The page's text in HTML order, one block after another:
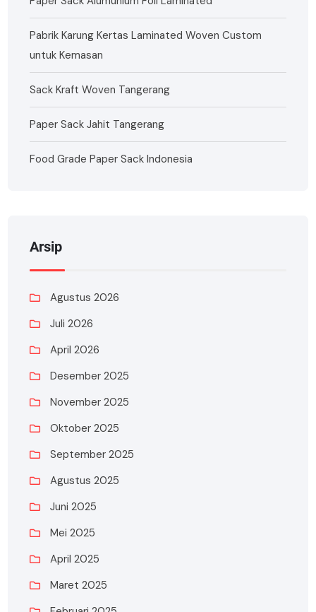
Pabrik Karung Kertas Laminated Woven Custom
untuk Kemasan
Sack Kraft Woven Tangerang
Paper Sack Jahit Tangerang
Food Grade Paper Sack Indonesia
Arsip
Agustus 2026
Juli 2026
April 2026
Desember 2025
November 2025
Oktober 2025
September 2025
Agustus 2025
Juni 2025
Mei 2025
April 2025
Maret 2025